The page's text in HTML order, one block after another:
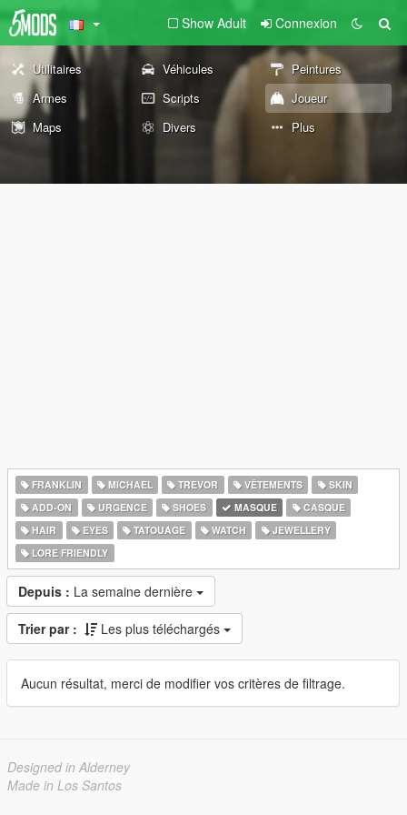
Show Adult Connexion
Utilitaires Véhicules
Peintures
Armes
Scripts
Joueur
Maps
Divers Plus
FRANKLIN MICHAEL TREVOR VÊTEMENTS
SKIN
ADD-ON
URGENCE SHOES MASQUE
CASQUE
HAIR
EYES TATOUAGE WATCH
JEWELLERY
LORE FRIENDLY
Depuis : La semaine dernière
Trier par : Les plus téléchargés
Aucun résultat, merci de modifier vos critères de filtrage.
Designed in Alderney
Made in Los Santos